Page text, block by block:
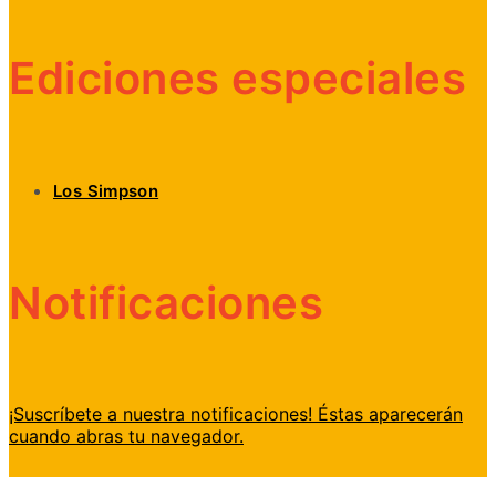
Ediciones especiales
Los Simpson
Notificaciones
¡Suscríbete a nuestra notificaciones! Éstas aparecerán
cuando abras tu navegador.